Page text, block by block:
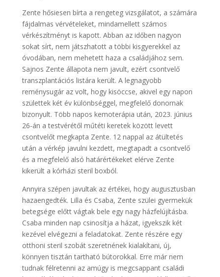
Zente hősiesen bírta a rengeteg vizsgálatot, a számára
fájdalmas vérvételeket, mindamellett számos
vérkészítményt is kapott. Abban az időben nagyon
sokat sírt, nem játszhatott a többi kisgyerekkel az
óvodában, nem mehetett haza a családjához sem.
Sajnos Zente állapota nem javult, ezért csontvelő
transzplantációs listára került. A legnagyobb
reménysugár az volt, hogy kisöccse, akivel egy napon
születtek két év különbséggel, megfelelő donornak
bizonyult. Több napos kemoterápia után, 2023. június
26-án a testvérétől műtéti keretek között levett
csontvelőt megkapta Zente. 12 nappal az átültetés
után a vérkép javulni kezdett, megtapadt a csontvelő
és a megfelelő alsó határértékeket elérve Zente
kikerült a kórházi steril boxból.
Annyira szépen javultak az értékei, hogy augusztusban
hazaengedték. Lilla és Csaba, Zente szülei gyermekük
betegsége előtt vágtak bele egy nagy házfelújításba.
Csaba minden nap csinosítja a házat, igyekszik két
kezével elvégezni a feladatokat. Zente részére egy
otthoni steril szobát szeretnének kialakítani, új,
könnyen tisztán tartható bútorokkal. Erre már nem
tudnak félretenni az amúgy is megcsappant családi